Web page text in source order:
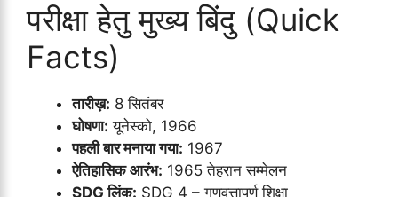
परीक्षा हेतु मुख्य बिंदु (Quick
Facts)
तारीख़: 8 सितंबर
घोषणा: यूनेस्को, 1966
पहली बार मनाया गया: 1967
ऐतिहासिक आरंभ: 1965 तेहरान सम्मेलन
SDG लिंक: SDG 4 – गुणवत्तापूर्ण शिक्षा